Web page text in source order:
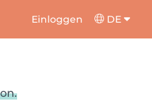
Einloggen DE